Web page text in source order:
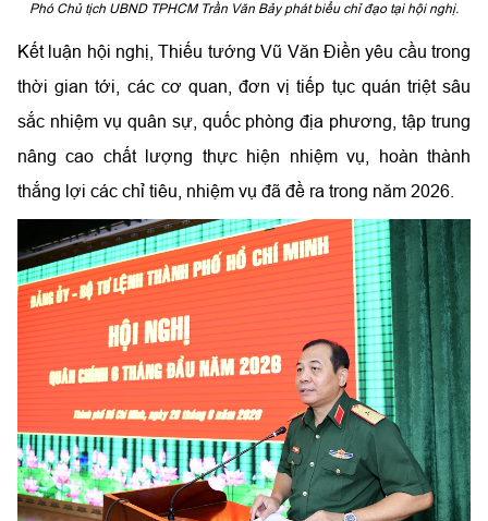
Phó Chủ tịch UBND TPHCM Trần Văn Bảy phát biểu chỉ đạo tại hội nghị.
Kết luận hội nghị, Thiếu tướng Vũ Văn Điền yêu cầu trong
thời gian tới, các cơ quan, đơn vị tiếp tục quán triệt sâu
sắc nhiệm vụ quân sự, quốc phòng địa phương, tập trung
nâng cao chất lượng thực hiện nhiệm vụ, hoàn thành
thắng lợi các chỉ tiêu, nhiệm vụ đã đề ra trong năm 2026.